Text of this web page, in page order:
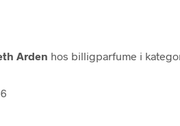
Arden hos billigparfume i